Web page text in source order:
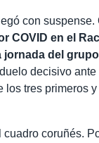
con
COVID en el
jornada del
decisivo
los tres primeros
coruñés.